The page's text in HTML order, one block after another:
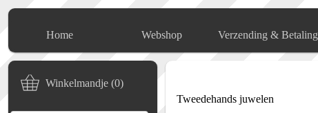
Home Webshop Verzending & Betaling
Winkelmandje (0)
Tweedehands juwelen